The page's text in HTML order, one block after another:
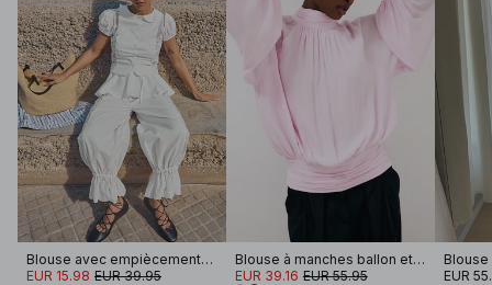
Blouse avec empiècements en dentelle
EUR 15.98 EUR 39.95
Blouse à manches ballon et dos ouvert
EUR 39.16 EUR 55.95
EUR